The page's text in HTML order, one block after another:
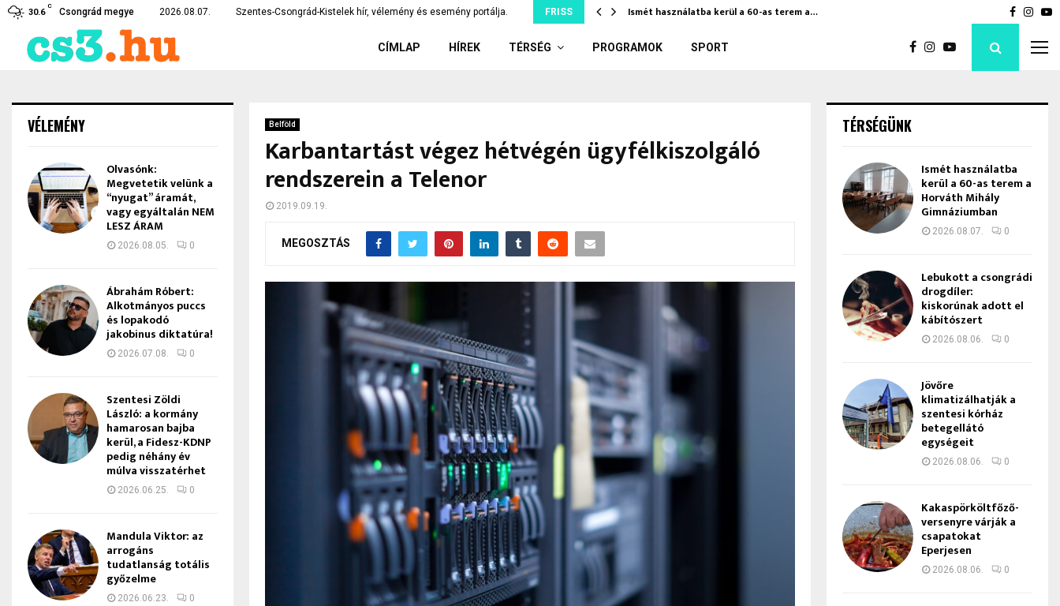
30.6
C
Csongrád megye 2026.08.07. Szentes-Csongrád-Kistelek hír, vélemény és esemény portálja. FRISS
Czirbus Gábor: Nem hagyhatjuk szó nélkül, ami… Ismét használatba kerül a 60-as terem a… Bod
CÍMLAP HÍREK TÉRSÉG PROGRAMOK SPORT
Belföld
Karbantartást végez hétvégén ügyfélkiszolgáló
rendszerein a Telenor
2019.09.19.
MEGOSZTÁS
VÉLEMÉNY
Olvasónk:
Megvetetik velünk a
“nyugat” áramát,
vagy egyáltalán NEM
LESZ ÁRAM
2026.08.05. 0
Ábrahám Róbert:
Alkotmányos puccs
és lopakodó
jakobinus diktatúra!
2026.07.08. 0
Szentesi Zöldi
László: a kormány
hamarosan bajba
kerül, a Fidesz-KDNP
pedig néhány év
múlva visszatérhet
2026.06.25. 0
Mandula Viktor: az
arrogáns
tudatlanság totális
győzelme
2026.06.23. 0
TÉRSÉGÜNK
Ismét használatba
kerül a 60-as terem a
Horváth Mihály
Gimnáziumban
2026.08.07. 0
Lebukott a csongrádi
drogdíler:
kiskorúnak adott el
kábítószert
2026.08.06. 0
Jövőre
klimatizálhatják a
szentesi kórház
betegellátó
egységeit
2026.08.06. 0
Kakaspörköltfőző-
versenyre várják a
csapatokat
Eperjesen
2026.08.06. 0